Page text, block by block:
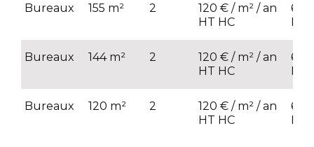
Bureaux 155 m² 2
120 € / m² / an
HT HC
68
HT
Bureaux 144 m² 2
120 € / m² / an
HT HC
68
HT
Bureaux 120 m² 2
120 € / m² / an
HT HC
68
HT